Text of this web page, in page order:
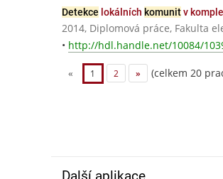
Detekce lokálních komunitv
2014, Diplomová práce, Fakulta
• http://hdl.handle.net/10084/
« 1 2 » (celkem 20